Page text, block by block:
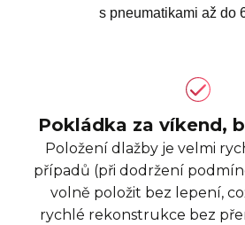
s pneumatikami až do
Pokládka za víkend,
Položení dlažby je velmi
případů (při dodržení
volně položit bez lepení,
rychlé rekonstrukce bez